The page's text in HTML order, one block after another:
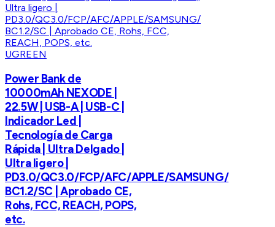
UGREEN
Power Bank de
10000mAh NEXODE |
22.5W | USB-A | USB-C |
Indicador Led |
Tecnología de Carga
Rápida | Ultra Delgado |
Ultra ligero |
PD3.0/QC3.0/FCP/AFC/APPLE/SAMSUNG/
BC1.2/SC | Aprobado CE,
Rohs, FCC, REACH, POPS,
etc.